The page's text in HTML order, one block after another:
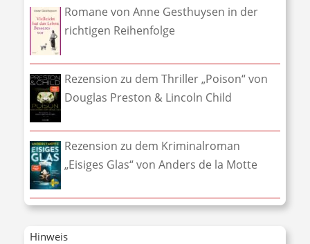
Romane von Anne Gesthuysen in der
richtigen Reihenfolge
Rezension zu dem Thriller „Poison“ von
Douglas Preston & Lincoln Child
Rezension zu dem Kriminalroman
„Eisiges Glas“ von Anders de la Motte
Hinweis